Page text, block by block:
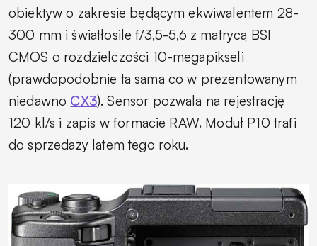
obiektyw o zakresie będącym ekwiwalentem 28-
300 mm i światłosile f/3,5-5,6 z matrycą BSI
CMOS o rozdzielczości 10-megapikseli
(prawdopodobnie ta sama co w prezentowanym
niedawno CX3). Sensor pozwala na rejestrację
120 kl/s i zapis w formacie RAW. Moduł P10 trafi
do sprzedaży latem tego roku.